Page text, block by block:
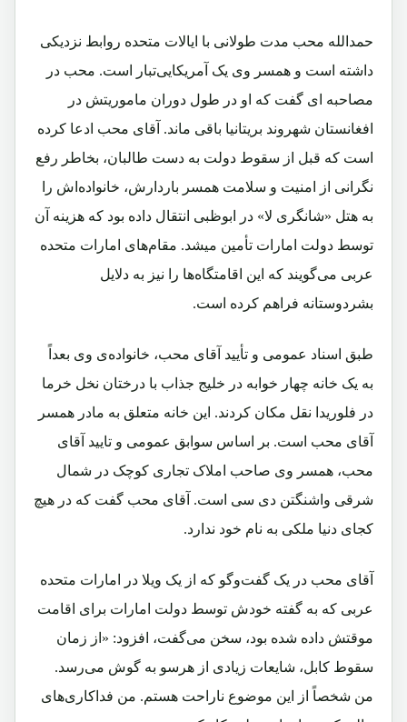
حمدالله محب مدت طولانی با ایالات متحده روابط نزدیکی
داشته است و همسر وی یک آمریکایی‌تبار است. محب در
مصاحبه ای گفت که او در طول دوران ماموریتش در
افغانستان شهروند بریتانیا باقی ماند. آقای محب ادعا کرده
است که قبل از سقوط دولت به دست طالبان، بخاطر رفع
نگرانی از امنیت و سلامت همسر باردارش، خانواده‌اش را
به هتل «شانگری لا» در ابوظبی انتقال داده بود که هزینه آن
توسط دولت امارات تأمین میشد. مقام‌های امارات متحده
عربی می‌گویند که این اقامتگاه‌ها را نیز به دلایل
بشردوستانه فراهم کرده است.
طبق اسناد عمومی و تأیید آقای محب، خانواده‌ی وی بعداً
به یک خانه چهار خوابه در خلیج جذاب با درختان نخل خرما
در فلوریدا نقل مکان کردند. این خانه متعلق به مادر همسر
آقای محب است. بر اساس سوابق عمومی و تایید آقای
محب، همسر وی صاحب املاک تجاری کوچک در شمال
شرقی واشنگتن دی سی است. آقای محب گفت که در هیچ
کجای دنیا ملکی به نام خود ندارد.
آقای محب در یک گفت‌وگو که از یک ویلا در امارات متحده
عربی که به گفته خودش توسط دولت امارات برای اقامت
موقتش داده شده بود، سخن می‌گفت، افزود: «از زمان
سقوط کابل، شایعات زیادی از هرسو به گوش می‌رسد.
من شخصاً از این موضوع ناراحت هستم. من فداکاری‌های